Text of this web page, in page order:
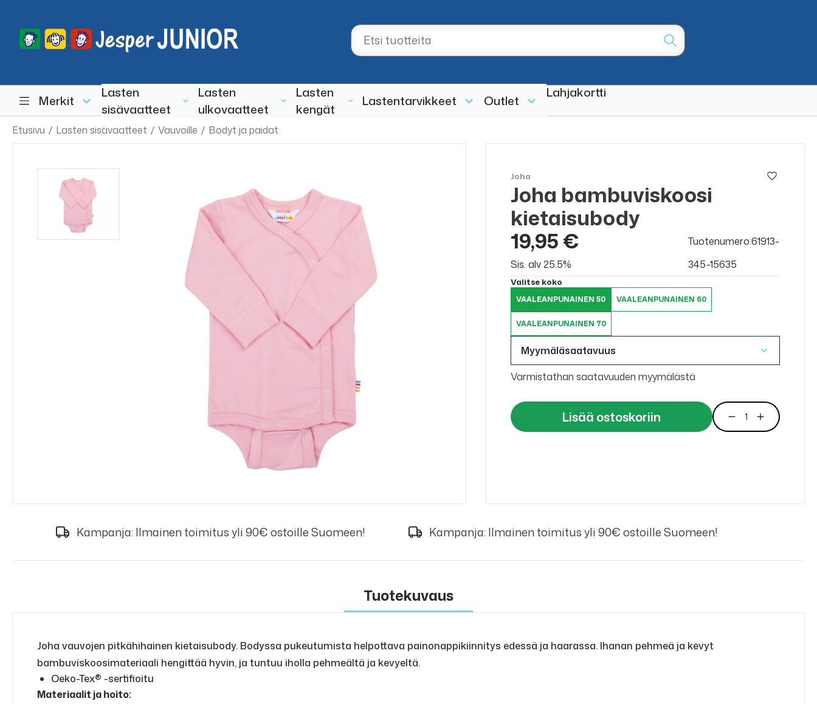
Merkit
Lasten
sisävaatteet
Lasten
ulkovaatteet
Lasten
kengät
Lastentarvikkeet Outlet
Lahjakortti
Etusivu / Lasten sisävaatteet / Vauvoille / Bodyt ja paidat
Joha
Joha bambuviskoosi
kietaisubody
19,95 €
Sis. alv 25.5%
Tuotenumero:61913-
345-15635
Valitse koko
VAALEANPUNAINEN 50 VAALEANPUNAINEN 60
VAALEANPUNAINEN 70
Myymäläsaatavuus
Varmistathan saatavuuden myymälästä
Lisää ostoskoriin
Kampanja: Ilmainen toimitus yli 90€ ostoille Suomeen! Kampanja: Ilmainen toimitus yli 90€ ostoille Suomeen!
Tuotekuvaus
Joha vauvojen pitkähihainen kietaisubody. Bodyssa pukeutumista helpottava painonappikiinnitys edessä ja haarassa. Ihanan pehmeä ja kevyt
bambuviskoosimateriaali hengittää hyvin, ja tuntuu iholla pehmeältä ja kevyeltä.
Oeko-Tex® -sertifioitu
Materiaalit ja hoito: